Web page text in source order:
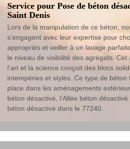
Service pour Pose de béton
Saint Denis
Lors de la manipulation de ce béton,
s’engagent avec leur expertise pour
appropriés et veiller à un lavage
le niveau de visibilité des agrégats.
l'art et la science conçoit des blocs
intempéries et stylés. Ce type de
place dans les aménagements
béton désactivé, l’Allée béton
béton désactivé dans le 77240.